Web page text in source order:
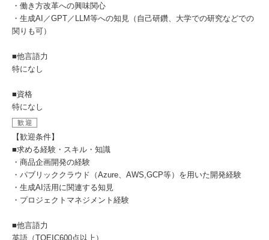
・働き方改革への興味関心
・生成AI／GPT／LLM等への知見（自己研鑽、大学での研究などでの
関りも可）
■他言語力
特になし
■資格
特になし
歓迎
【歓迎条件】
■求める経験・スキル・知識
・商品企画開発の経験
・パブリッククラウド（Azure、AWS,GCP等）を用いた開発経験
・生成AI活用に関連する知見
・プロジェクトマネジメント経験
■他言語力
英語（TOEIC600点以上）